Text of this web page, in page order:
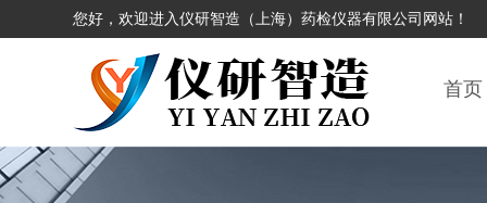
您好，欢迎进入仪研智造（上海）药检仪器有限公司网站！
首页